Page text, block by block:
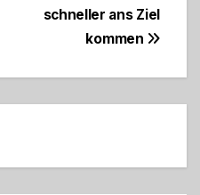
schneller ans Ziel
kommen